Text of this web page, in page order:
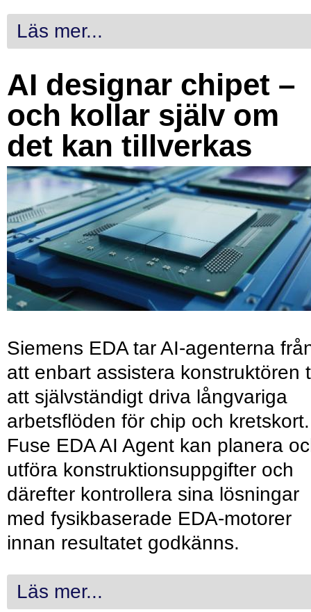
Läs mer...
AI designar chipet –
och kollar själv om
det kan tillverkas
Siemens EDA tar AI-agenterna
att enbart assistera konstruktören
att självständigt driva långvariga
arbetsflöden för chip och kretskort.
Fuse EDA AI Agent kan planera
utföra konstruktionsuppgifter och
därefter kontrollera sina lösningar
med fysikbaserade EDA-motorer
innan resultatet godkänns.
Läs mer...